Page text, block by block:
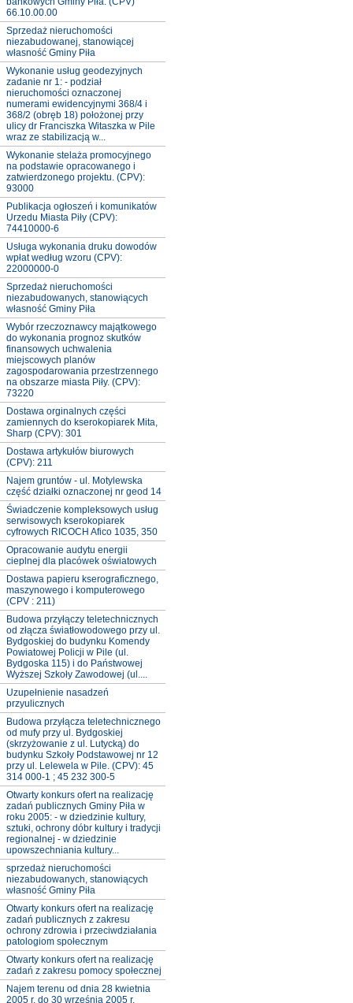
66.10.00.00
Sprzedaż nieruchomości
niezabudowanej, stanowiącej
własność Gminy Piła
Wykonanie usług geodezyjnych
zadanie nr 1: - podział
nieruchomości oznaczonej
numerami ewidencyjnymi 368/4 i
368/2 (obręb 18) położonej przy
ulicy dr Franciszka Witaszka w Pile
wraz ze stabilizacją w...
Wykonanie stelaża promocyjnego
na podstawie opracowanego i
zatwierdzonego projektu. (CPV):
93000
Publikacja ogłoszeń i komunikatów
Urzedu Miasta Piły (CPV):
74410000-6
Usługa wykonania druku dowodów
wpłat według wzoru (CPV):
22000000-0
Sprzedaż nieruchomości
niezabudowanych, stanowiących
własność Gminy Piła
Wybór rzeczoznawcy majątkowego
do wykonania prognoz skutków
finansowych uchwalenia
miejscowych planów
zagospodarowania przestrzennego
na obszarze miasta Piły. (CPV):
73220
Dostawa orginalnych części
zamiennych do kserokopiarek Mita,
Sharp (CPV): 301
Dostawa artykułów biurowych
(CPV): 211
Najem gruntów - ul. Motylewska
część działki oznaczonej nr geod 14
Świadczenie kompleksowych usług
serwisowych kserokopiarek
cyfrowych RICOCH Afico 1035, 350
Opracowanie audytu energii
cieplnej dla placówek oświatowych
Dostawa papieru kserograficznego,
maszynowego i komputerowego
(CPV : 211)
Budowa przyłączy teletechnicznych
od złącza światłowodowego przy ul.
Bydgoskiej do budynku Komendy
Powiatowej Policji w Pile (ul.
Bydgoska 115) i do Państwowej
Wyższej Szkoły Zawodowej (ul....
Uzupełnienie nasadzeń
przyulicznych
Budowa przyłącza teletechnicznego
od mufy przy ul. Bydgoskiej
(skrzyżowanie z ul. Lutycką) do
budynku Szkoły Podstawowej nr 12
przy ul. Lelewela w Pile. (CPV): 45
314 000-1 ; 45 232 300-5
Otwarty konkurs ofert na realizację
zadań publicznych Gminy Piła w
roku 2005: - w dziedzinie kultury,
sztuki, ochrony dóbr kultury i tradycji
regionalnej - w dziedzinie
upowszechniania kultury...
sprzedaż nieruchomości
niezabudowanych, stanowiących
własność Gminy Piła
Otwarty konkurs ofert na realizację
zadań publicznych z zakresu
ochrony zdrowia i przeciwdziałania
patologiom społecznym
Otwarty konkurs ofert na realizację
zadań z zakresu pomocy społecznej
Najem terenu od dnia 28 kwietnia
2005 r. do 30 września 2005 r.